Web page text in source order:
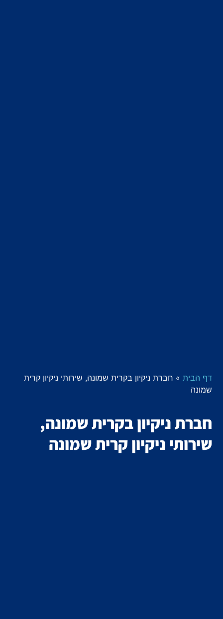
דף הבית » חברת ניקיון בקרית שמונה, שירותי ניקיון קרית
שמונה
חברת ניקיון בקרית שמונה,
שירותי ניקיון קרית שמונה